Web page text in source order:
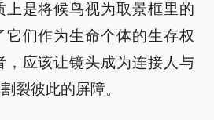
上是将候鸟视为取景框里的
它们作为生命个体的生存权
，应该让镜头成为连接人与
裂彼此的屏障。